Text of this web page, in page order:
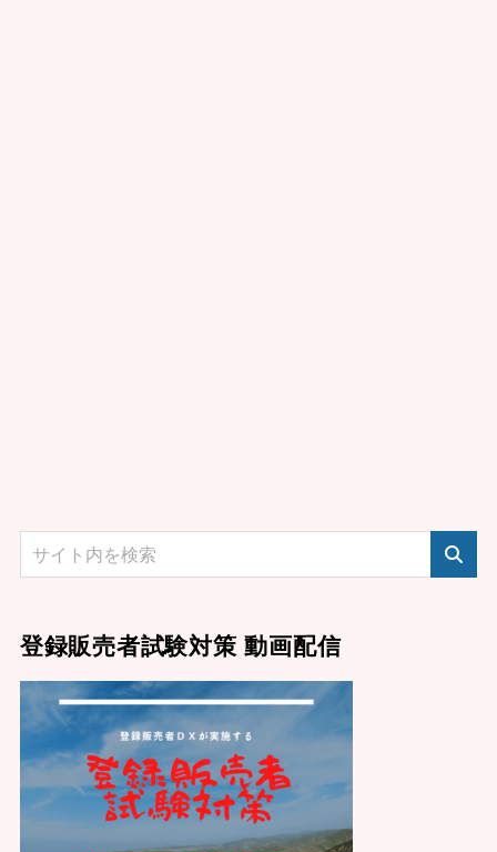
登録販売者試験対策 動画配信